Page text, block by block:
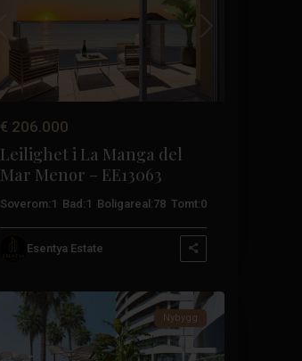
Tidligere
€ 206.000
Leilighet i La Manga del
Mar Menor – EE13063
Soverom: 1 Bad: 1 Boligareal:78 Tomt:0
Esentya Estate
Veneziola ,
Mar
Nybygg